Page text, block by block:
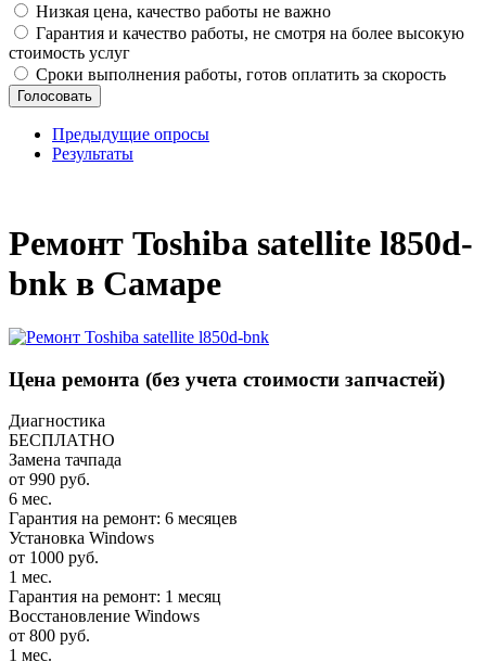
Низкая цена, качество работы не важно
Гарантия и качество работы, не смотря на более высокую
стоимость услуг
Сроки выполнения работы, готов оплатить за скорость
Предыдущие опросы
Результаты
Ремонт Toshiba satellite l850d-
bnk в Самаре
Цена ремонта (без учета стоимости запчастей)
Диагностика
БЕСПЛАТНО
Замена тачпада
от 990 руб.
6 мес.
Гарантия на ремонт: 6 месяцев
Установка Windows
от 1000 руб.
1 мес.
Гарантия на ремонт: 1 месяц
Восстановление Windows
от 800 руб.
1 мес.